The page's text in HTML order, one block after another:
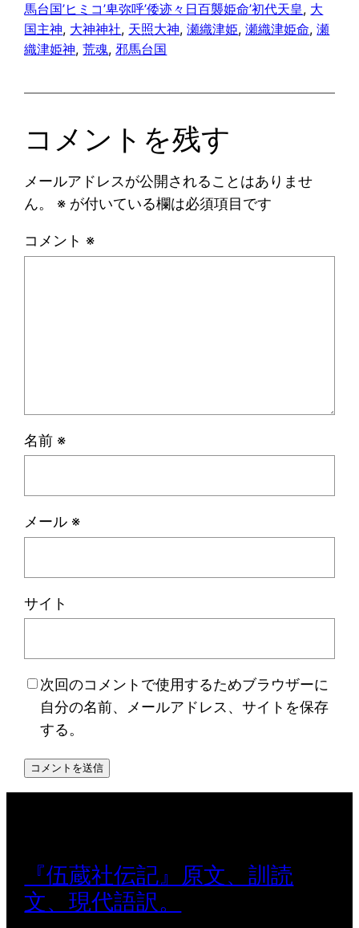
馬台国’ヒミコ’卑弥呼’倭迹々日百襲姫命’初代天皇, 大
国主神, 大神神社, 天照大神, 瀬織津姫, 瀬織津姫命, 瀬
織津姫神, 荒魂, 邪馬台国
コメントを残す
メールアドレスが公開されることはありませ
ん。
※ が付いている欄は必須項目です
コメント ※
名前 ※
メール ※
サイト
次回のコメントで使用するためブラウザーに
自分の名前、メールアドレス、サイトを保存
する。
『伍蔵社伝記』原文、訓読
文、現代語訳。